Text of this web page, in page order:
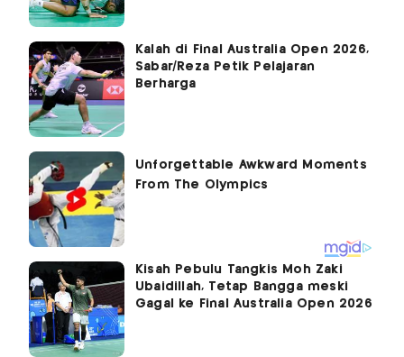
Kalah di Final Australia Open 2026,
Sabar/Reza Petik Pelajaran
Berharga
Kisah Pebulu Tangkis Moh Zaki
Ubaidillah, Tetap Bangga meski
Gagal ke Final Australia Open 2026